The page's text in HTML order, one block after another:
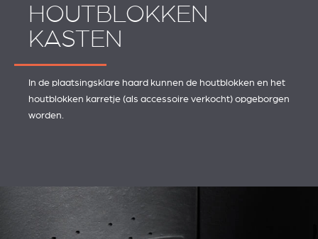
HOUTBLOKKEN
KASTEN
In de plaatsingsklare haard kunnen de houtblokken en het
houtblokken karretje (als accessoire verkocht) opgeborgen
worden.